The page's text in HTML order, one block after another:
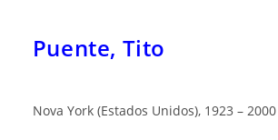
Puente, Tito
Nova York (Estados Unidos), 1923 – 2000